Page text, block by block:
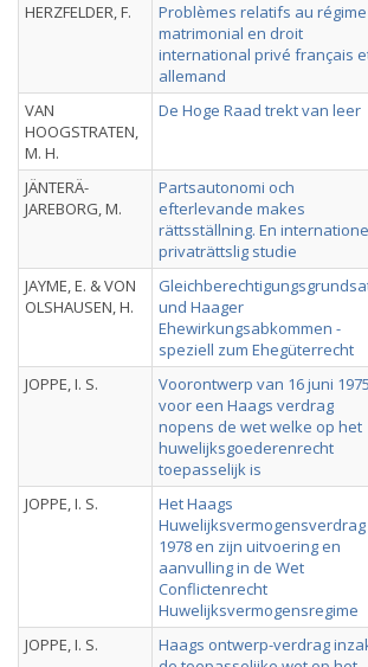
HERZFELDER, F.
Problèmes relatifs au régime
matrimonial en droit
international privé français
allemand
VAN
HOOGSTRATEN,
M. H.
De Hoge Raad trekt van leer
JÄNTERÄ-
JAREBORG, M.
Partsautonomi och
efterlevande makes
rättsställning. En
privaträttslig studie
JAYME, E. & VON
OLSHAUSEN, H.
und Haager
Ehewirkungsabkommen -
speziell zum Ehegüterrecht
JOPPE, I. S.
Voorontwerp van 16 juni 1975
voor een Haags verdrag
nopens de wet welke op het
huwelijksgoederenrecht
toepasselijk is
JOPPE, I. S.
Het Haags
Huwelijksvermogensverdrag
1978 en zijn uitvoering en
aanvulling in de Wet
Conflictenrecht
Huwelijksvermogensregime
JOPPE, I. S.
Haags ontwerp-verdrag